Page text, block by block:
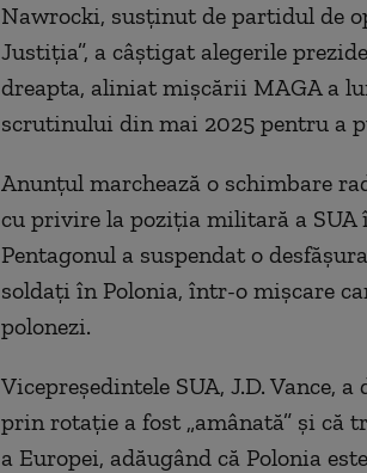
Nawrocki, susținut de partidul de
Justiția”, a câștigat alegerile
dreapta, aliniat mișcării MAGA a
scrutinului din mai 2025 pentru a
Anunțul marchează o schimbare
cu privire la poziția militară a SUA
Pentagonul a suspendat o
soldați în Polonia, într-o mișcare
polonezi.
Vicepreședintele SUA, J.D. Vance,
prin rotație a fost „amânată” și că
a Europei, adăugând că Polonia